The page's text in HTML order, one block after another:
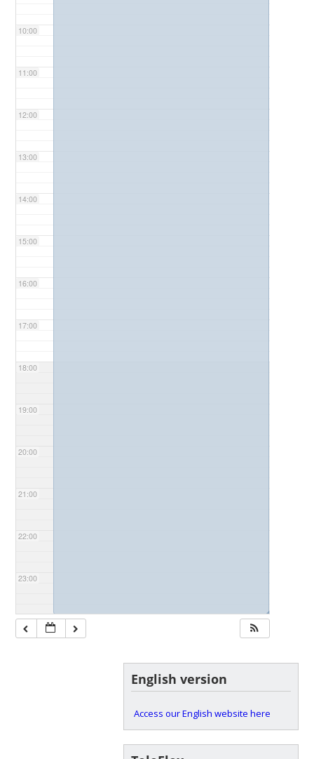
10:00
11:00
12:00
13:00
14:00
15:00
16:00
17:00
18:00
19:00
20:00
21:00
22:00
23:00
◢
English version
Access our English website here